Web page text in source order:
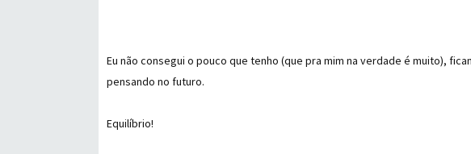
Eu não consegui o pouco que tenho (que pra mim na verdade é muito),
pensando no futuro.
Equilíbrio!